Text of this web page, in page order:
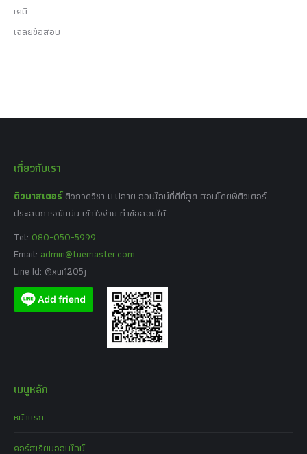
เคมี
เฉลยข้อสอบ
เกี่ยวกับเรา
ติวมาสเตอร์ ติวกวดวิชา ม.ปลาย ออนไลน์ที่ดีที่สุด สอนโดยพี่ติวเตอร์
ประสบการณ์แน่น เข้าใจง่าย ทำข้อสอบได้
Tel: 080-050-5999
Email: admin@tuemaster.com
Line Id: @xui1205j
เมนูหลัก
หน้าแรก
คอร์สเรียนออนไลน์